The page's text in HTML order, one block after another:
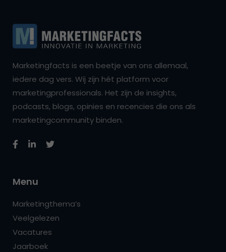
Marketingfacts is een beetje van ons allemaal,
iedere dag vers. Wij zijn hét platform voor
marketingprofessionals. Het zijn de insights,
podcasts, blogs, opinies en recencies die ons als
marketingcommunity binden.
Menu
Marketingthema’s
Veelgelezen
Vacatures
Jaarboek